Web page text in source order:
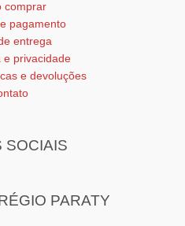
comprar
pagamento
entrega
e privacidade
e devoluções
SOCIAIS
PARATY